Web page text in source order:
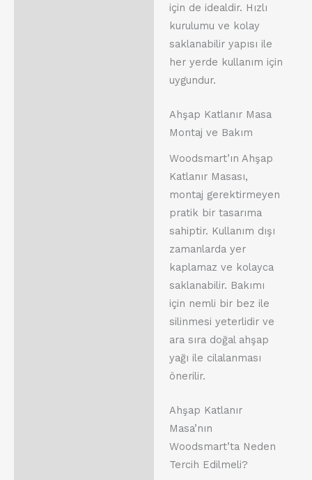
için de idealdir. Hızlı
kurulumu ve kolay
saklanabilir yapısı ile
her yerde kullanım için
uygundur.
Ahşap Katlanır Masa
Montaj ve Bakım
Woodsmart’ın Ahşap
Katlanır Masası,
montaj gerektirmeyen
pratik bir tasarıma
sahiptir. Kullanım dışı
zamanlarda yer
kaplamaz ve kolayca
saklanabilir. Bakımı
için nemli bir bez ile
silinmesi yeterlidir ve
ara sıra doğal ahşap
yağı ile cilalanması
önerilir.
Ahşap Katlanır
Masa’nın
Woodsmart’ta Neden
Tercih Edilmeli?